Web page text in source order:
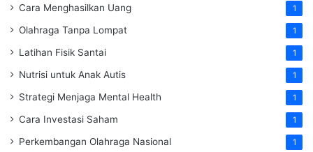
Cara Menghasilkan Uang 1
Olahraga Tanpa Lompat 1
Latihan Fisik Santai 1
Nutrisi untuk Anak Autis 1
Strategi Menjaga Mental Health 1
Cara Investasi Saham 1
Perkembangan Olahraga Nasional 1